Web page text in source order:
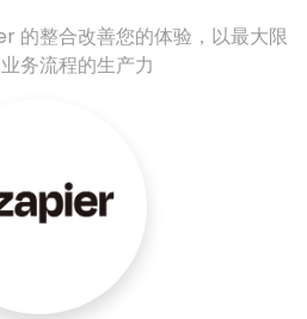
的整合改善您的体验，以最大限
务流程的生产力